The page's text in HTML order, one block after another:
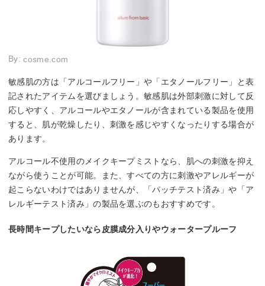
By:cosme.com
敏感肌の方は「アルコールフリー」や「エタノールフリー」と表
記されたアイテムを選びましょう。敏感肌は外部刺激に対して反
応しやすく、アルコールやエタノールが含まれている製品を使用
すると、肌が乾燥したり、刺激を感じやすくなったりする場合が
あります。
アルコール不使用のメイクキープミストなら、肌への刺激を抑え
ながら使うことが可能。また、すべての方に刺激やアレルギーが
起こらないわけではありませんが、「パッチテスト済み」や「ア
レルギーテスト済み」の製品を選ぶのもおすすめです。
長時間キープしたいなら皮膜成分入りやウォータープルーフ